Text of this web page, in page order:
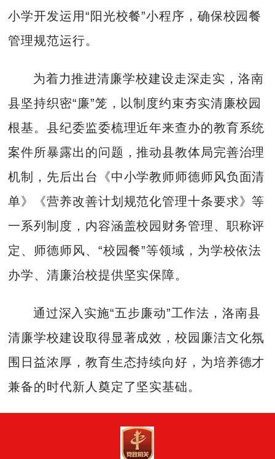
小学开发运用“阳光校餐”小程序，确保校园餐
管理规范运行。
为着力推进清廉学校建设走深走实，洛南
县坚持织密“廉”笼，以制度约束夯实清廉校园
根基。县纪委监委梳理近年来查办的教育系统
案件所暴露出的问题，推动县教体局完善治理
机制，先后出台《中小学教师师德师风负面清
单》《营养改善计划规范化管理十条要求》等
一系列制度，内容涵盖校园财务管理、职称评
定、师德师风、“校园餐”等领域，为学校依法
办学、清廉治校提供坚实保障。
通过深入实施“五步廉动”工作法，洛南县
清廉学校建设取得显著成效，校园廉洁文化氛
围日益浓厚，教育生态持续向好，为培养德才
兼备的时代新人奠定了坚实基础。